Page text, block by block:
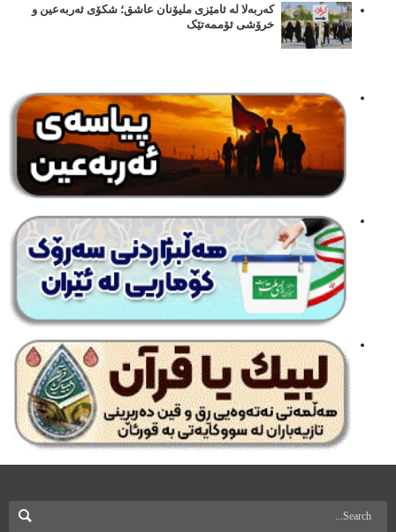
کەربەلا لە ئامێزی ملیۆنان عاشق؛ شکۆی ئەربەعین و
خرۆشی ئۆممەتێک